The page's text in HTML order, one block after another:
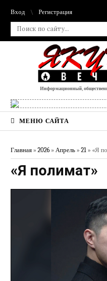
Вход Регистрация
Информационный,
МЕНЮ САЙТА
Главная »2026 » Апрель » 21 » «Я
«Я полимат»